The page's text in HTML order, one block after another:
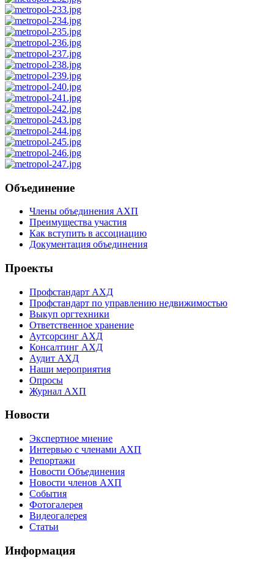
Объединение
Члены объединения АХП
Преимущества участия
Как вступить в ассоциацию
Документация объединения
Проекты
Профстандарт АХД
Профстандарт по управлению недвижимостью
Выкуп оргтехники
Ответственное хранение
Аутсорсинг АХД
Консалтинг АХД
Аудит АХД
Наши мероприятия
Опросы
Журнал АХП
Новости
Экспертное мнение
Интервью с членами АХП
Репортажи
Новости Объединения
Новости членов АХП
События
Фотогалерея
Видеогалерея
Статьи
Информация